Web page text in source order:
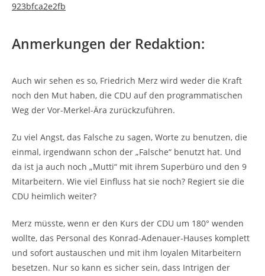
923bfca2e2fb
Anmerkungen der Redaktion:
Auch wir sehen es so, Friedrich Merz wird weder die Kraft
noch den Mut haben, die CDU auf den programmatischen
Weg der Vor-Merkel-Ära zurückzuführen.
Zu viel Angst, das Falsche zu sagen, Worte zu benutzen, die
einmal, irgendwann schon der „Falsche“ benutzt hat. Und
da ist ja auch noch „Mutti“ mit ihrem Superbüro und den 9
Mitarbeitern. Wie viel Einfluss hat sie noch? Regiert sie die
CDU heimlich weiter?
Merz müsste, wenn er den Kurs der CDU um 180° wenden
wollte, das Personal des Konrad-Adenauer-Hauses komplett
und sofort austauschen und mit ihm loyalen Mitarbeitern
besetzen. Nur so kann es sicher sein, dass Intrigen der